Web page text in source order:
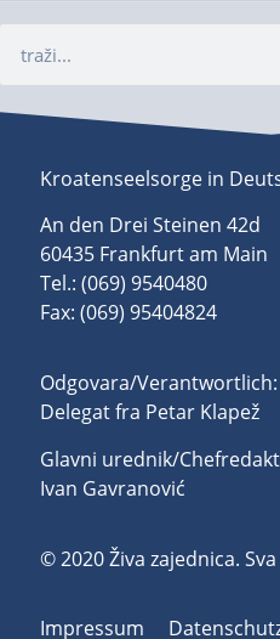
Kroatenseelsorge in
An den Drei Steinen 42d
60435 Frankfurt am Main
Tel.: (069) 9540480
Fax: (069) 95404824
Odgovara/Verantwortlich:
Delegat fra Petar Klapež
Glavni urednik/
Ivan Gavranović
© 2020 Živa zajednica.
Impressum